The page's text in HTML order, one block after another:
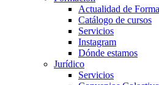
Actualidad de
Catálogo de cursos
Servicios
Instagram
Dónde estamos
Jurídico
Servicios